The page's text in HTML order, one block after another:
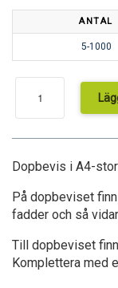
ANTAL
5-1000
Dopbevis i A4-
På dopbeviset
fadder och så
Till dopbeviset
Komplettera med